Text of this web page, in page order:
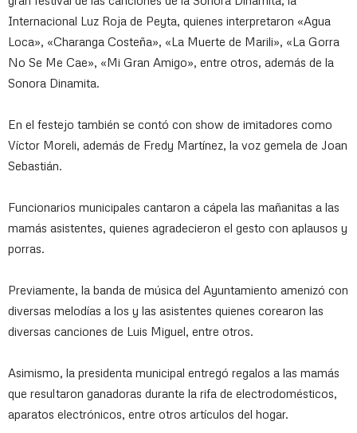
Internacional Luz Roja de Peyta, quienes interpretaron «Agua
Loca», «Charanga Costeña», «La Muerte de Marili», «La Gorra
No Se Me Cae», «Mi Gran Amigo», entre otros, además de la
Sonora Dinamita.
En el festejo también se contó con show de imitadores como
Víctor Moreli, además de Fredy Martínez, la voz gemela de Joan
Sebastián.
Funcionarios municipales cantaron a cápela las mañanitas a las
mamás asistentes, quienes agradecieron el gesto con aplausos y
porras.
Previamente, la banda de música del Ayuntamiento amenizó con
diversas melodías a los y las asistentes quienes corearon las
diversas canciones de Luis Miguel, entre otros.
Asimismo, la presidenta municipal entregó regalos a las mamás
que resultaron ganadoras durante la rifa de electrodomésticos,
aparatos electrónicos, entre otros artículos del hogar.